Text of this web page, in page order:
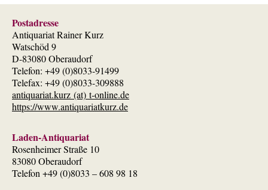
Postadresse
Antiquariat Rainer Kurz
Watschöd 9
D-83080 Oberaudorf
Telefon: +49 (0)8033-91499
Telefax: +49 (0)8033-309888
antiquariat.kurz (at) t-online.de
https://www.antiquariatkurz.de
Laden-Antiquariat
Rosenheimer Straße 10
83080 Oberaudorf
Telefon +49 (0)8033 – 608 98 18